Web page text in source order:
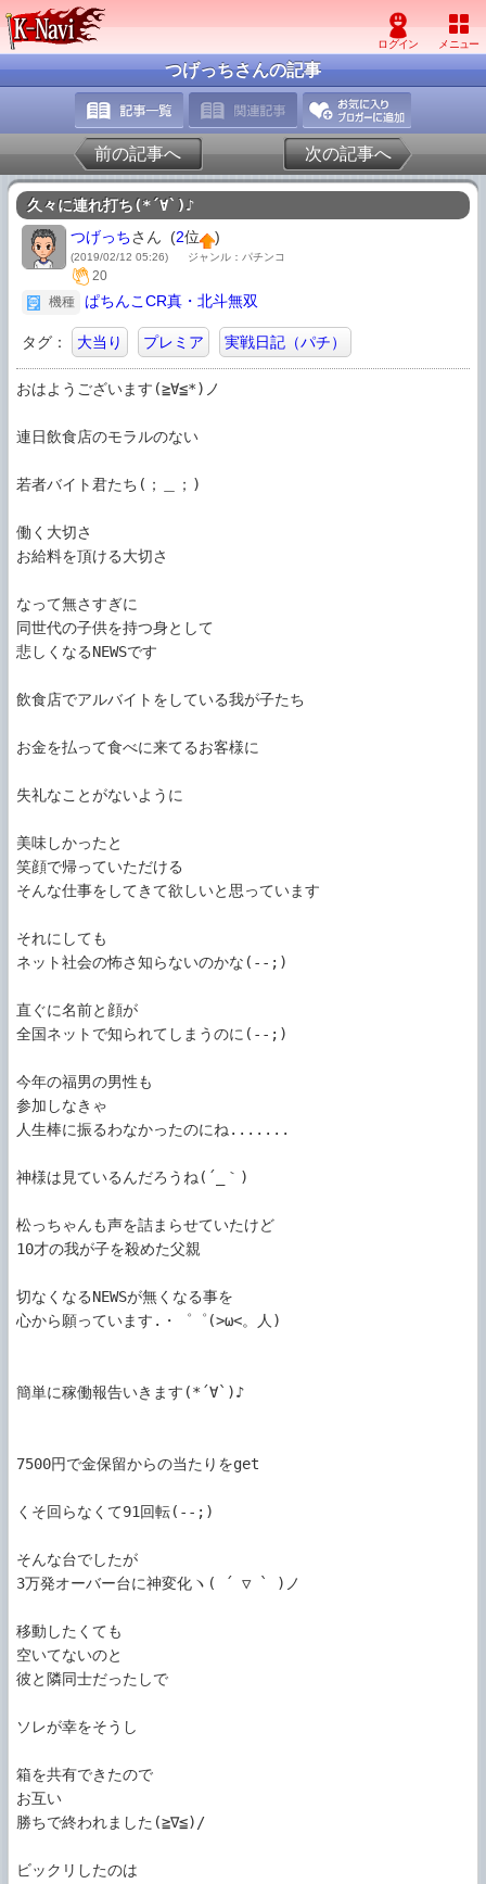
つげっちさんの記事
前の記事へ 次の記事へ
久々に連れ打ち(*´∀`)♪
つげっちさん (2位 )
(2019/02/12 05:26) ジャンル：パチンコ
20
機種
ぱちんこCR真・北斗無双
タグ： 大当り プレミア 実戦日記（パチ）
おはようございます(≧∀≦*)ノ
連日飲食店のモラルのない
若者バイト君たち(；＿；)
働く大切さ
お給料を頂ける大切さ
なって無さすぎに
同世代の子供を持つ身として
悲しくなるNEWSです
飲食店でアルバイトをしている我が子たち
お金を払って食べに来てるお客様に
失礼なことがないように
美味しかったと
笑顔で帰っていただける
そんな仕事をしてきて欲しいと思っています
それにしても
ネット社会の怖さ知らないのかな(--;)
直ぐに名前と顔が
全国ネットで知られてしまうのに(--;)
今年の福男の男性も
参加しなきゃ
人生棒に振るわなかったのにね.......
神様は見ているんだろうね(´_｀)
松っちゃんも声を詰まらせていたけど
10才の我が子を殺めた父親
切なくなるNEWSが無くなる事を
心から願っています.・゜゜(>ω<。人)
簡単に稼働報告いきます(*´∀`)♪
7500円で金保留からの当たりをget
くそ回らなくて91回転(--;)
そんな台でしたが
3万発オーバー台に神変化ヽ( ´ ▽ ` )ノ
移動したくても
空いてないのと
彼と隣同士だったしで
ソレが幸をそうし
箱を共有できたので
お互い
勝ちで終われました(≧∇≦)/
ビックリしたのは